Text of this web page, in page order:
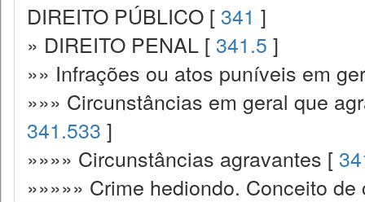
DIREITO PÚBLICO [ 341 ]
» DIREITO PENAL [ 341.5 ]
»» Infrações ou atos puníveis em
»»» Circunstâncias em geral que
341.533 ]
»»»» Circunstâncias agravantes [
»»»»» Crime hediondo. Conceito